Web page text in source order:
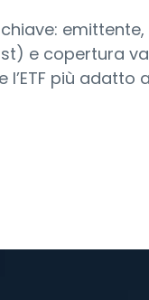
e copertura
più adatto